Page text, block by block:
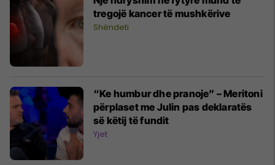
tregojë kancer të mushkërive
Shëndeti
“Ke humbur dhe pranoje” – Meritoni
përplaset me Julin pas deklaratës
së këtij të fundit
Yjet